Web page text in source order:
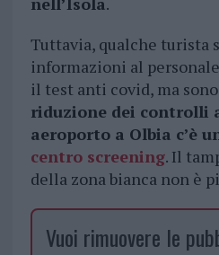
Tuttavia, qualche turista
informazioni al
il test anti covid, ma
riduzione dei controlli
aeroporto a Olbia c’è
centro screening. Il
della zona bianca non è
Vuoi rimuovere le